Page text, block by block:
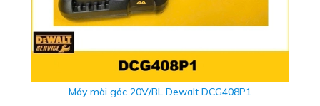
Máy mài góc 20V/BL Dewalt DCG408P1